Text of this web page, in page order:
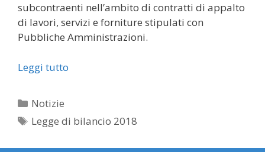
subcontraenti nell’ambito di contratti di appalto
di lavori, servizi e forniture stipulati con
Pubbliche Amministrazioni.
Leggi tutto
Categorie
Notizie
Tag
Legge di bilancio 2018